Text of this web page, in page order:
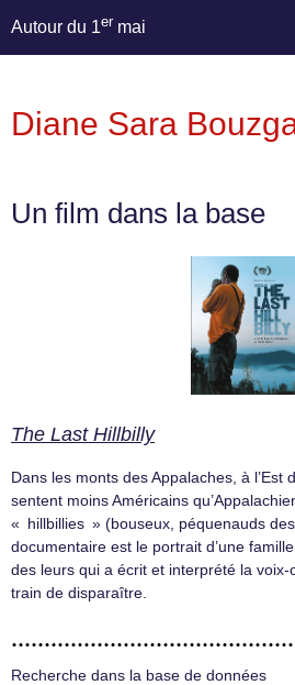
Autour du 1er mai
Diane Sara
Un film dans la base
The Last Hillbilly
Dans les monts des Appalaches, à l’Est
sentent moins Américains
« hillbillies » (bouseux, péquenauds
documentaire est le portrait d’une
des leurs qui a écrit et interprété la voix-
train de disparaître.
Recherche dans la base de données